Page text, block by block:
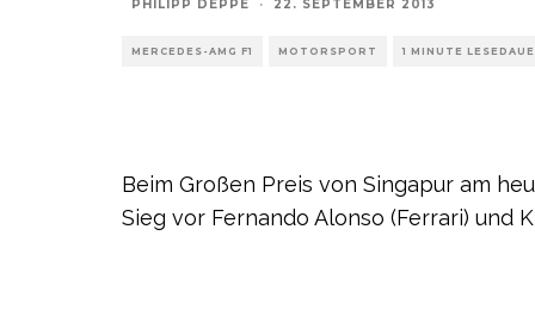
PHILIPP DEPPE · 22. SEPTEMBER 2013
MERCEDES-AMG F1 MOTORSPORT 1 MINUTE
Beim Großen Preis von Singapur am
Sieg vor Fernando Alonso (Ferrari) und